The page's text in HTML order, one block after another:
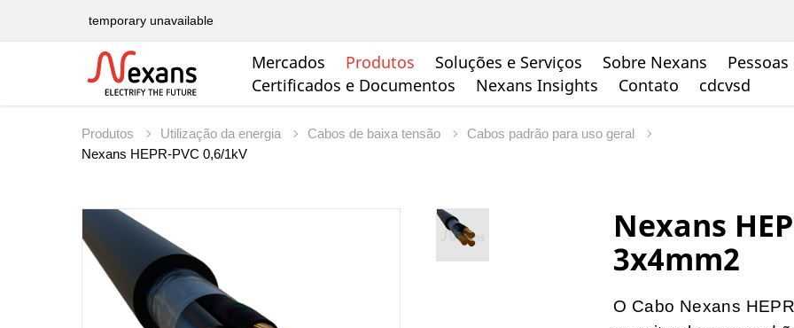
temporary unavailable
Mercados Produtos Soluções e Serviços Sobre Nexans
Certificados e Documentos
Nexans Insights Contato cdcvsd
Produtos Utilização da energia Cabos de baixa tensão
Cabos padrão para uso geral
Nexans HEPR-PVC 0,6/1kV
Nexans
3x4mm2
O Cabo Nexans